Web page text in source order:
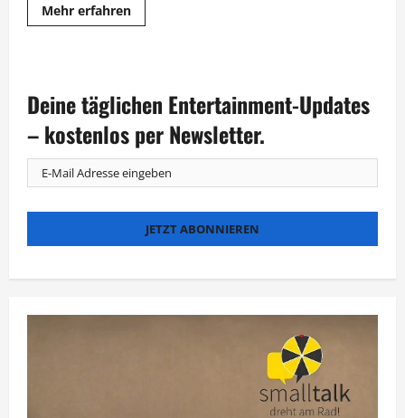
Mehr erfahrenMehr
Informationen
für
„Angemessen
Angry“
Deine täglichen Entertainment-Updates
– kostenlos per Newsletter.